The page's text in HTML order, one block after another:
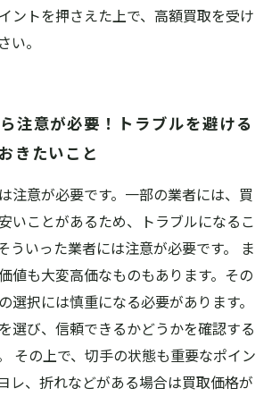
ントを押さえた上で、高額買取を受け
い。
注意が必要！トラブルを避ける
きたいこと
注意が必要です。一部の業者には、買
いことがあるため、トラブルになるこ
ういった業者には注意が必要です。 ま
値も大変高価なものもあります。その
選択には慎重になる必要があります。
選び、信頼できるかどうかを確認する
その上で、切手の状態も重要なポイン
レ、折れなどがある場合は買取価格が